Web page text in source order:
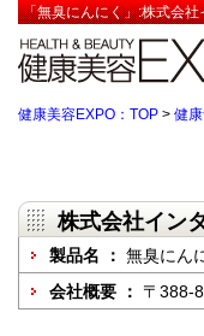
「無臭にんにく」:株式会
健康美容EXPO：TOP > 健
株式会社イン
製品名 ： 無臭にん
会社概要 ： 〒388-